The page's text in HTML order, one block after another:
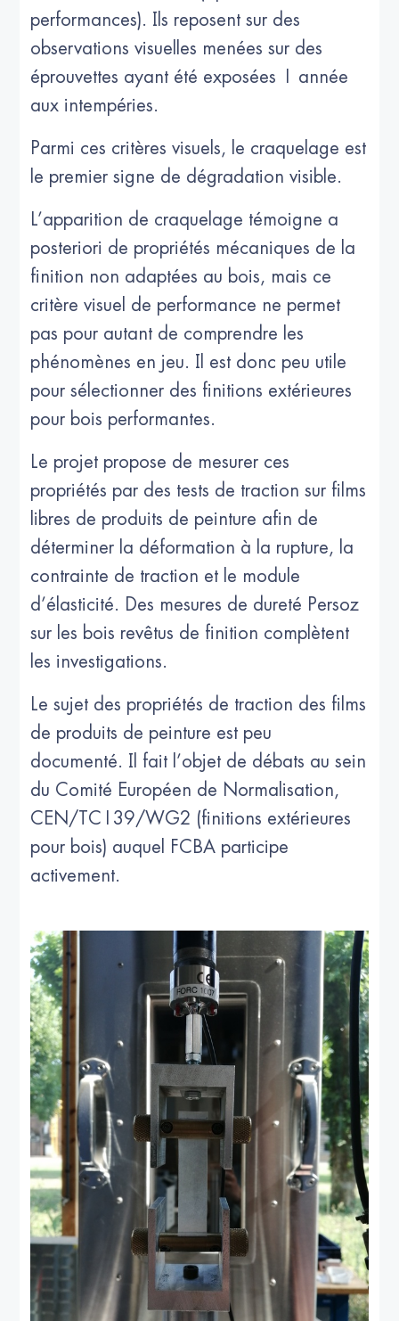
performances). Ils reposent sur des
observations visuelles menées sur des
éprouvettes ayant été exposées 1 année
aux intempéries.
Parmi ces critères visuels, le craquelage est
le premier signe de dégradation visible.
L’apparition de craquelage témoigne a
posteriori de propriétés mécaniques de la
finition non adaptées au bois, mais ce
critère visuel de performance ne permet
pas pour autant de comprendre les
phénomènes en jeu. Il est donc peu utile
pour sélectionner des finitions extérieures
pour bois performantes.
Le projet propose de mesurer ces
propriétés par des tests de traction sur films
libres de produits de peinture afin de
déterminer la déformation à la rupture, la
contrainte de traction et le module
d’élasticité. Des mesures de dureté Persoz
sur les bois revêtus de finition complètent
les investigations.
Le sujet des propriétés de traction des films
de produits de peinture est peu
documenté. Il fait l’objet de débats au sein
du Comité Européen de Normalisation,
CEN/TC139/WG2 (finitions extérieures
pour bois) auquel FCBA participe
activement.